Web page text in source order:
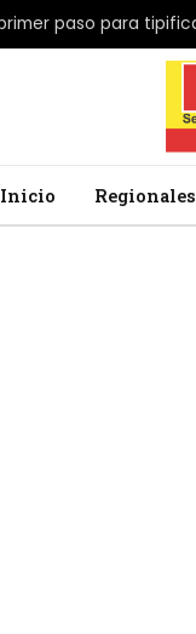
Inicio Regionales